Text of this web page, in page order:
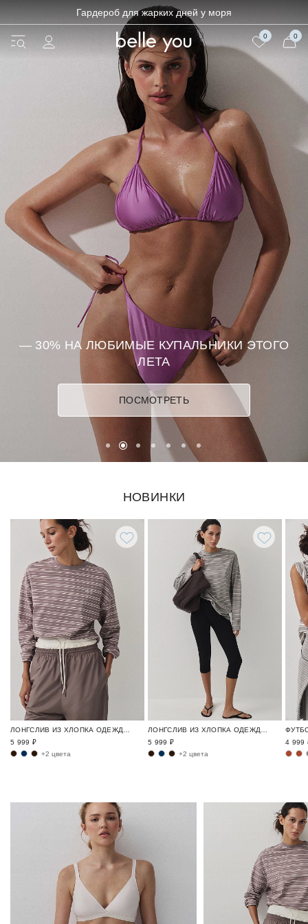
Гардероб для жарких дней у моря
0 0
НЕВИДИМАЯ БАЗА
БЕЛЬЕВОЙ БЕСТСЕЛЛЕР В НОВЫХ
ПОСМОТРЕТЬ
НОВИНКИ
5 999 ₽
+2 цвета
5 999 ₽
+2 цвета
4 999